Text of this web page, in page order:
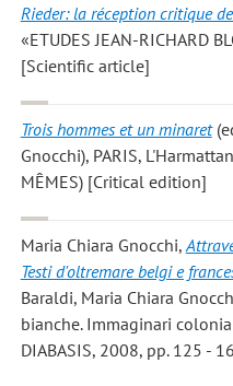
Rieder: la réception critique
«ETUDES JEAN-RICHARD
[Scientific article]
Trois hommes et un minaret
Gnocchi), PARIS,
MÊMES) [Critical edition]
Maria Chiara Gnocchi,
Testi d'oltremare belgi e
Baraldi, Maria Chiara
bianche. Immaginari
DIABASIS, 2008, pp. 125 -